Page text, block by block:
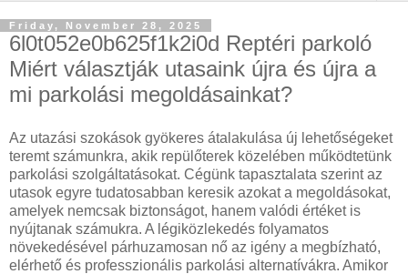
Friday, November 28, 2025
6l0t052e0b625f1k2i0d Reptéri parkoló
Miért választják utasaink újra és újra a
mi parkolási megoldásainkat?
Az utazási szokások gyökeres átalakulása új lehetőségeket
teremt számunkra, akik repülőterek közelében működtetünk
parkolási szolgáltatásokat. Cégünk tapasztalata szerint az
utasok egyre tudatosabban keresik azokat a megoldásokat,
amelyek nemcsak biztonságot, hanem valódi értéket is
nyújtanak számukra. A légiközlekedés folyamatos
növekedésével párhuzamosan nő az igény a megbízható,
elérhető és professzionális parkolási alternatívákra. Amikor